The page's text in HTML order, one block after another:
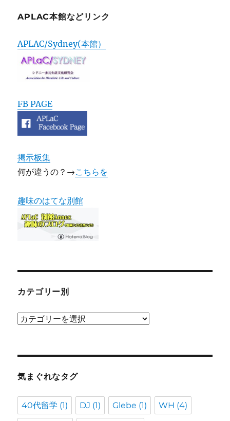
APLAC本館などリンク
APLAC/Sydney(本館）
FB PAGE
掲示板集
何が違うの？→こちらを
趣味のはてな別館
カテゴリー別
カ
ー
気まぐれなタグ
40代留学 (1) DJ (1) Glebe (1) WH (4)